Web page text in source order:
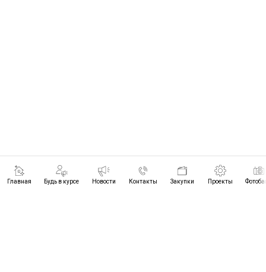
Главная Будь в курсе Новости Контакты Закупки Проекты